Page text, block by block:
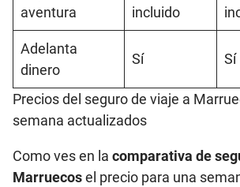
aventura
incluido
Adelanta
dinero
Sí Sí
Precios del seguro de viaje a
semana actualizados
Como ves en la comparativa de
Marruecosel precio para una